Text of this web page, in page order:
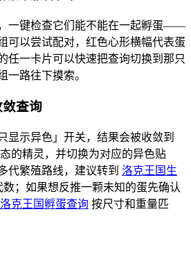
一键检查它们能不能在一起孵蛋——
可以尝试配对，红色心形横幅代表蛋
任一卡片可以快速把查询切换到那只
一路往下摸索。
敛查询
显示异色」开关，结果会被收敛到
的精灵，并切换为对应的异色贴
代繁殖路线，建议转到 洛克王国生
数；如果想反推一颗未知的蛋先确认
洛克王国孵蛋查询 按尺寸和重量匹